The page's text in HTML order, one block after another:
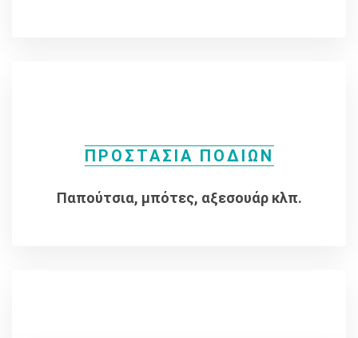
ΠΡΟΣΤΑΣΙΑ ΠΟΔΙΩΝ
Παπούτσια, μπότες, αξεσουάρ κλπ.